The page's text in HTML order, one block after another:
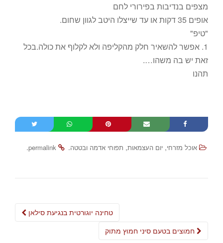
מצפים בנדיבות בפירורי לחם
אופים 35 דקות או עד שייצלו היטב לגוון שחום.
"טיפ"
1. אפשר להשאיר חלק מהקליפה ולא לקלוף את כולה.בכל
זאת יש בה משהו….
תהנו
אוכל מזרחי, יום העצמאות, תפוחי אדמה ובטטה.
permalink
.
Post
טחינה יוגורטית בנגיעת סילאן